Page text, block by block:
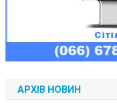
АРХІВ НОВИН